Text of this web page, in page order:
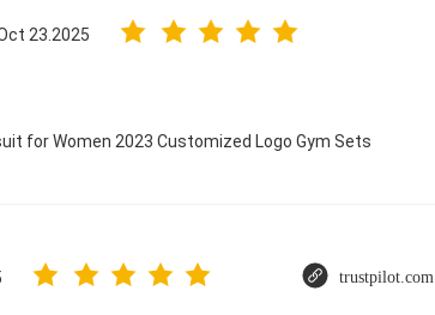
23.2025
for Women 2023 Customized Logo Gym Sets
trustpilot.com